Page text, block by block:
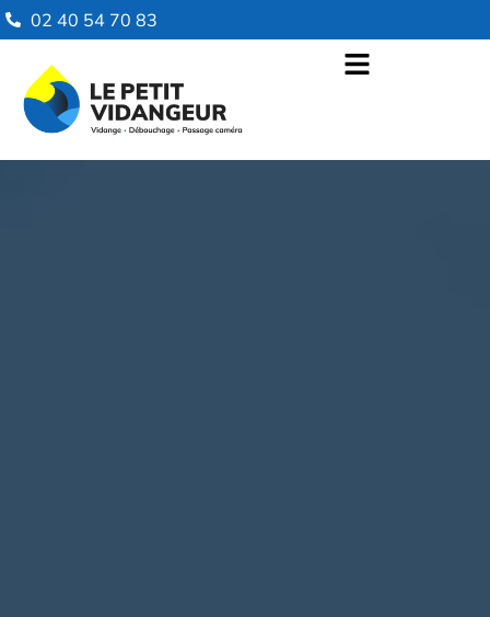
02 40 54 70 83